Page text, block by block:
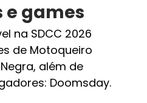
e games
na SDCC 2026
de Motoqueiro
além de
Doomsday.